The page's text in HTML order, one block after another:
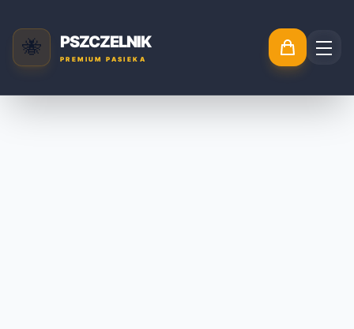
🐝 PSZCZELNIK
PREMIUM PASIEKA